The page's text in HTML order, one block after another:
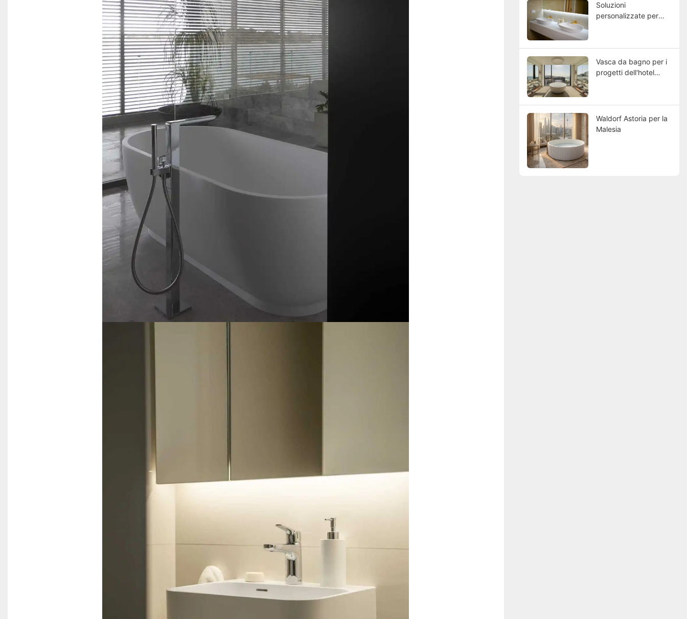
materiale composito a
cura di KKR Progetto
studio sulla vasca da
bagno di lusso in
materiale composito a
Soluzioni
personalizzate per
Aruba
Vasca da bagno per i
progetti dell'hotel
Waldorf Astoria per la
Malesia